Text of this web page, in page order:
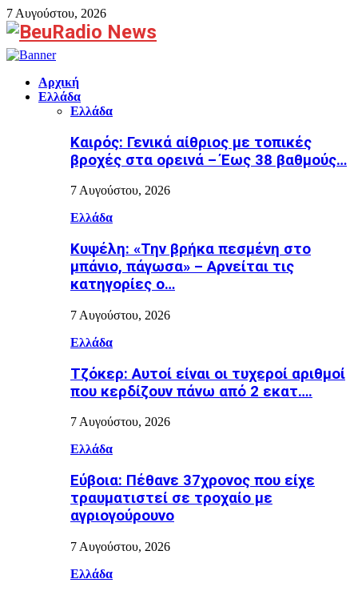
7 Αυγούστου, 2026
Facebook
Αρχική
Ελλάδα
Ελλάδα
Καιρός: Γενικά αίθριος με τοπικές
βροχές στα ορεινά – Έως 38 βαθμούς…
7 Αυγούστου, 2026
Ελλάδα
Κυψέλη: «Την βρήκα πεσμένη στο
μπάνιο, πάγωσα» – Αρνείται τις
κατηγορίες ο…
7 Αυγούστου, 2026
Ελλάδα
Τζόκερ: Αυτοί είναι οι τυχεροί αριθμοί
που κερδίζουν πάνω από 2 εκατ….
7 Αυγούστου, 2026
Ελλάδα
Εύβοια: Πέθανε 37χρονος που είχε
τραυματιστεί σε τροχαίο με
αγριογούρουνο
7 Αυγούστου, 2026
Ελλάδα